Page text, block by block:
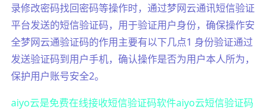
录修改密码找回密码等操作时，通过梦网云通讯短信验证
平台发送的短信验证码，用于验证用户身份，确保操作安
全梦网云通验证码的作用主要有以下几点1 身份验证通过
发送验证码到用户手机，确认操作是否为用户本人所为，
保护用户账号安全2。
aiyo云是免费在线接收短信验证码软件aiyo云短信验证码